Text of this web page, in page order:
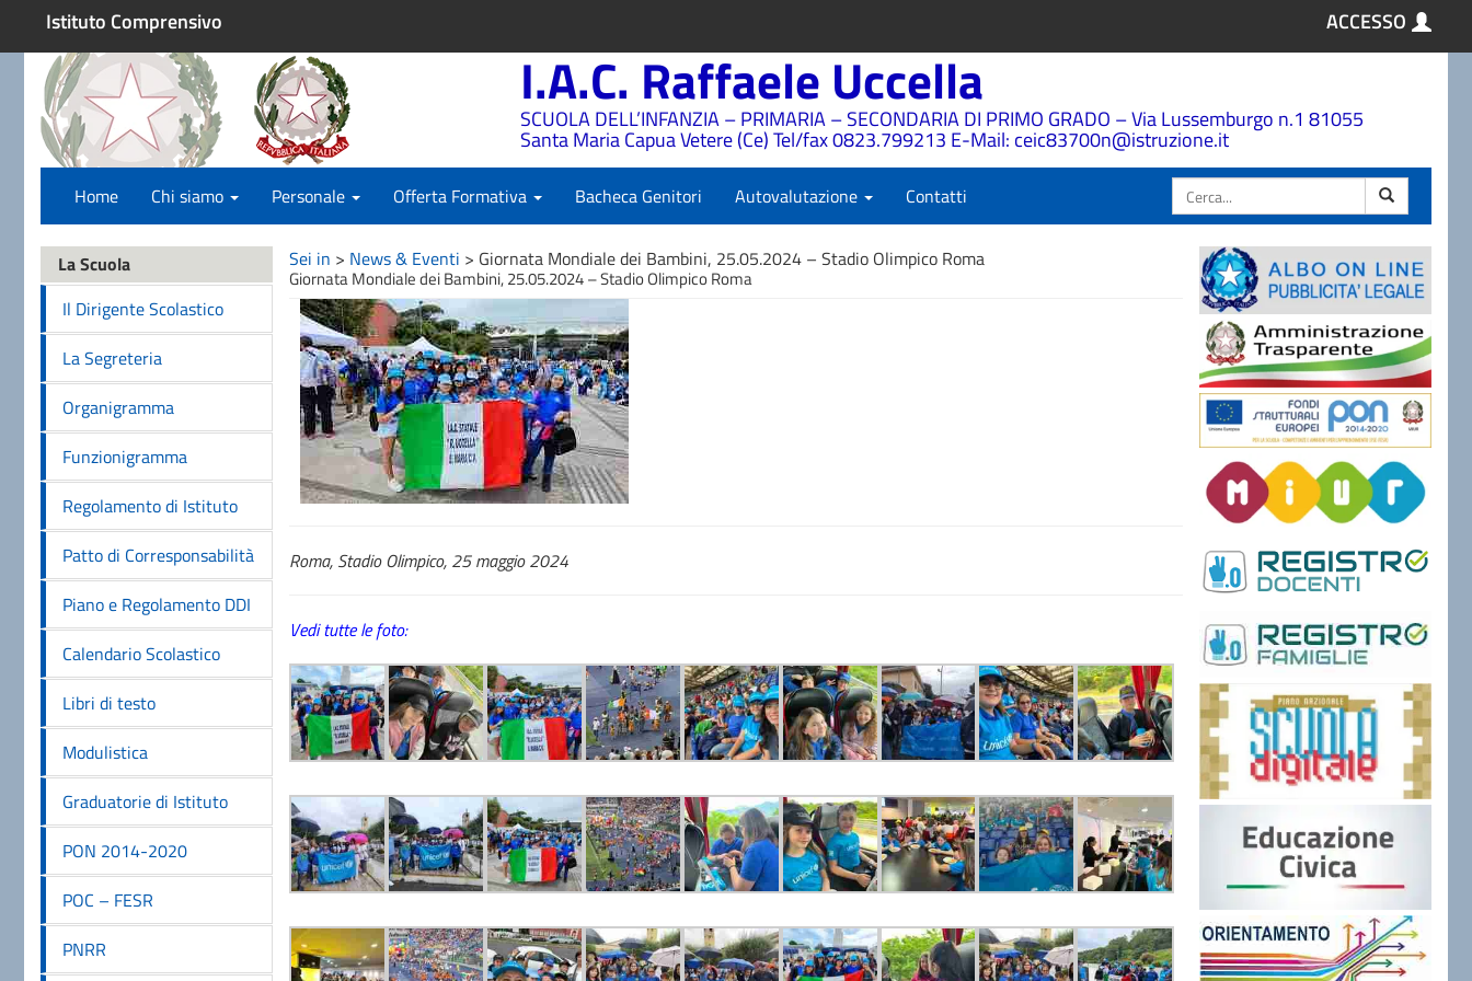
Istituto Comprensivo ACCESSO
I.A.C. Raffaele Uccella
SCUOLA DELL’INFANZIA – PRIMARIA – SECONDARIA DI PRIMO GRADO – Via Lussemburgo n.1 81055
Santa Maria Capua Vetere (Ce) Tel/fax 0823.799213 E-Mail: ceic83700n@istruzione.it
Cerca
Home Chi siamo Personale Offerta Formativa Bacheca Genitori Autovalutazione Contatti
La Scuola
Il Dirigente Scolastico
La Segreteria
Organigramma
Funzionigramma
Regolamento di Istituto
Patto di Corresponsabilità
Piano e Regolamento DDI
Calendario Scolastico
Libri di testo
Modulistica
Graduatorie di Istituto
PON 2014-2020
POC – FESR
PNRR
Sei in > News & Eventi > Giornata Mondiale dei Bambini, 25.05.2024 – Stadio Olimpico Roma
Giornata Mondiale dei Bambini, 25.05.2024 – Stadio Olimpico Roma
Roma, Stadio Olimpico, 25 maggio 2024
Vedi tutte le foto: